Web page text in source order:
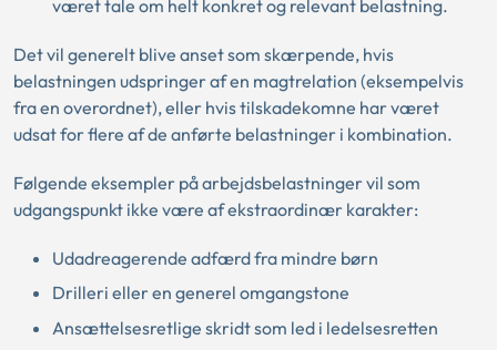
været tale om helt konkret og relevant belastning.
Det vil generelt blive anset som skærpende, hvis
belastningen udspringer af en magtrelation (eksempelvis
fra en overordnet), eller hvis tilskadekomne har været
udsat for flere af de anførte belastninger i kombination.
Følgende eksempler på arbejdsbelastninger vil som
udgangspunkt ikke være af ekstraordinær karakter:
Udadreagerende adfærd fra mindre børn
Drilleri eller en generel omgangstone
Ansættelsesretlige skridt som led i ledelsesretten